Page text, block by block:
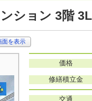
ション 3階
を表示
価格
修繕積立金
交通